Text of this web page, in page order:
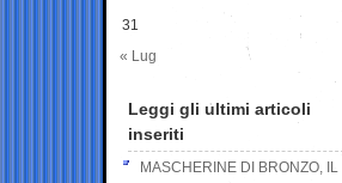
31
« Lug
Leggi gli ultimi articoli
inseriti
MASCHERINE DI BRONZO, IL